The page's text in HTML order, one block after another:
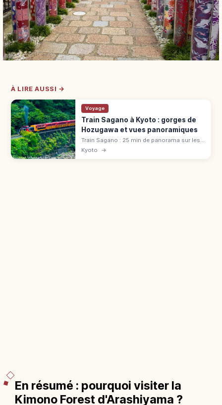
À LIRE AUSSI →
Voyage
Train Sagano à Kyoto : gorges de
Hozugawa et vues panoramiques
Train Sagano : 25 min de panorama sur les
gorges de Hozugawa (7,3 km). Tarif 880 ¥,
voiture « The Rich », réservation cerisiers et
Kyoto →
En résumé : pourquoi visiter la
Kimono Forest d'Arashiyama ?